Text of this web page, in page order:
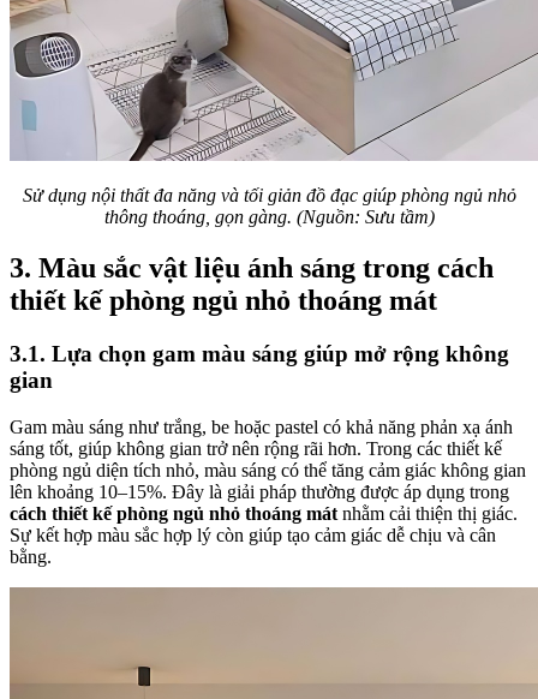
Sử dụng nội thất đa năng và tối giản đồ đạc giúp phòng ngủ nhỏ
thông thoáng, gọn gàng. (Nguồn: Sưu tầm)
3. Màu sắc vật liệu ánh sáng trong cách
thiết kế phòng ngủ nhỏ thoáng mát
3.1. Lựa chọn gam màu sáng giúp mở rộng không
gian
Gam màu sáng như trắng, be hoặc pastel có khả năng phản xạ ánh
sáng tốt, giúp không gian trở nên rộng rãi hơn. Trong các thiết kế
phòng ngủ diện tích nhỏ, màu sáng có thể tăng cảm giác không gian
lên khoảng 10–15%. Đây là giải pháp thường được áp dụng trong
cách thiết kế phòng ngủ nhỏ thoáng mát nhằm cải thiện thị giác.
Sự kết hợp màu sắc hợp lý còn giúp tạo cảm giác dễ chịu và cân
bằng.